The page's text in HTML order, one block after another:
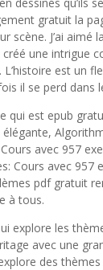
gratuit la
scène. J’ai aimé
créé une intrigue
L’histoire est un
il se perd dans
qui est epub
avec 957
Cours avec 957
pdf gratuit
à tous.
explore les
avec une
des